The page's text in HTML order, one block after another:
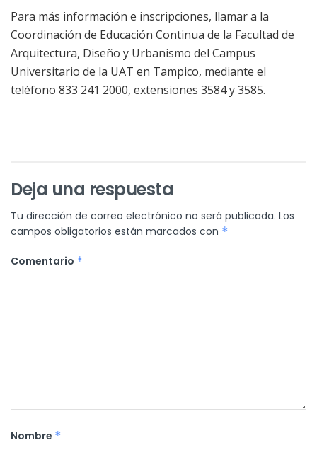
Para más información e inscripciones, llamar a la
Coordinación de Educación Continua de la Facultad de
Arquitectura, Diseño y Urbanismo del Campus
Universitario de la UAT en Tampico, mediante el
teléfono 833 241 2000, extensiones 3584 y 3585.
Deja una respuesta
Tu dirección de correo electrónico no será publicada. Los
campos obligatorios están marcados con *
Comentario *
Nombre *